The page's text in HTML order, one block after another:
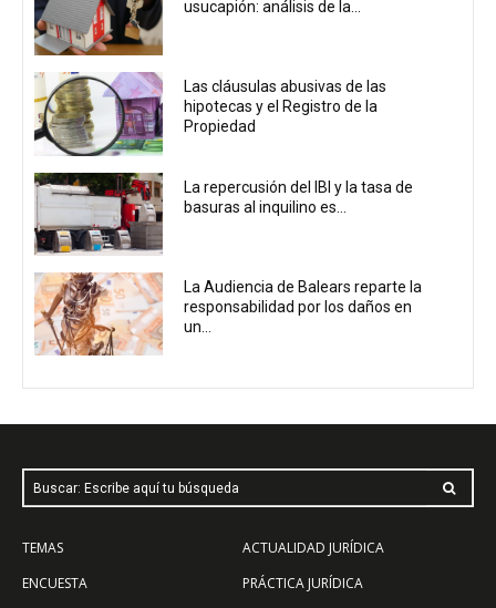
usucapión: análisis de la...
Las cláusulas abusivas de las
hipotecas y el Registro de la
Propiedad
La repercusión del IBI y la tasa de
basuras al inquilino es...
La Audiencia de Balears reparte la
responsabilidad por los daños en
un...
Buscar: Escribe aquí tu búsqueda
TEMAS
ENCUESTA
ACTUALIDAD JURÍDICA
PRÁCTICA JURÍDICA